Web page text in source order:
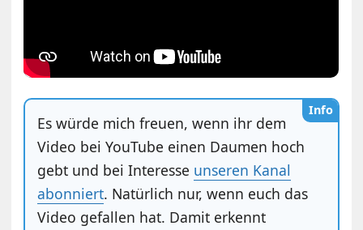
Info
Es würde mich freuen, wenn ihr dem
Video bei YouTube einen Daumen hoch
gebt und bei Interesse unseren Kanal
abonniert. Natürlich nur, wenn euch das
Video gefallen hat. Damit erkennt